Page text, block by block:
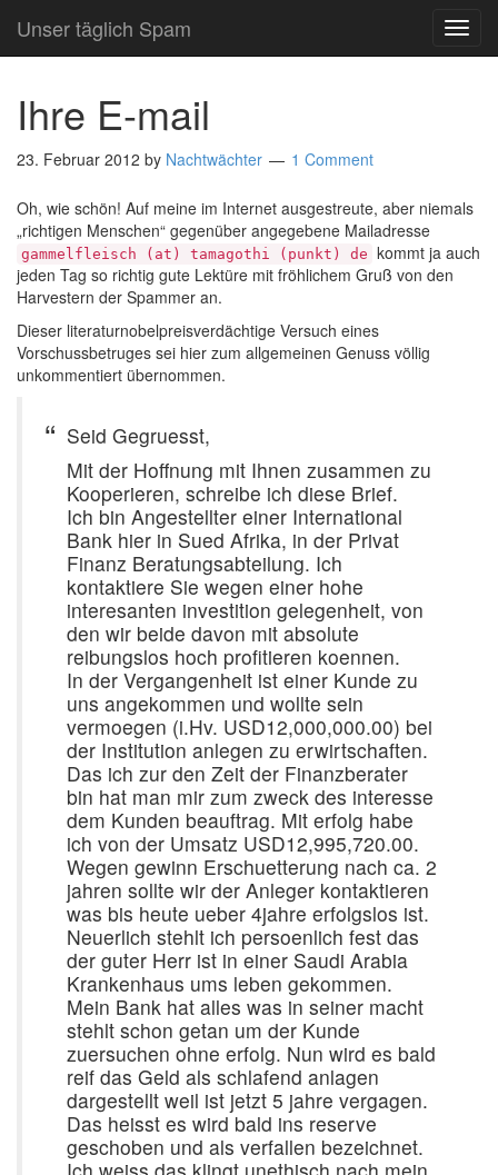
Unser täglich Spam
Ihre E-mail
23. Februar 2012 by Nachtwächter 1 Comment
Oh, wie schön! Auf meine im Internet ausgestreute, aber niemals
„richtigen Menschen“ gegenüber angegebene Mailadresse
gammelfleisch (at) tamagothi (punkt) de kommt ja auch
jeden Tag so richtig gute Lektüre mit fröhlichem Gruß von den
Harvestern der Spammer an.
Dieser literaturnobelpreisverdächtige Versuch eines
Vorschussbetruges sei hier zum allgemeinen Genuss völlig
unkommentiert übernommen.
Seid Gegruesst,
Mit der Hoffnung mit Ihnen zusammen zu
Kooperieren, schreibe ich diese Brief.
Ich bin Angestellter einer International
Bank hier in Sued Afrika, in der Privat
Finanz Beratungsabteilung. Ich
kontaktiere Sie wegen einer hohe
interesanten investition gelegenheit, von
den wir beide davon mit absolute
reibungslos hoch profitieren koennen.
In der Vergangenheit ist einer Kunde zu
uns angekommen und wollte sein
vermoegen (i.Hv. USD12,000,000.00) bei
der Institution anlegen zu erwirtschaften.
Das ich zur den Zeit der Finanzberater
bin hat man mir zum zweck des interesse
dem Kunden beauftrag. Mit erfolg habe
ich von der Umsatz USD12,995,720.00.
Wegen gewinn Erschuetterung nach ca. 2
jahren sollte wir der Anleger kontaktieren
was bis heute ueber 4jahre erfolgslos ist.
Neuerlich stehlt ich persoenlich fest das
der guter Herr ist in einer Saudi Arabia
Krankenhaus ums leben gekommen.
Mein Bank hat alles was in seiner macht
stehlt schon getan um der Kunde
zuersuchen ohne erfolg. Nun wird es bald
reif das Geld als schlafend anlagen
dargestellt weil ist jetzt 5 jahre vergagen.
Das heisst es wird bald ins reserve
geschoben und als verfallen bezeichnet.